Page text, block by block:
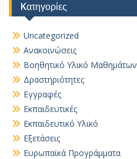
Kατηγορίες
Uncategorized
Ανακοινώσεις
Βοηθητικό Yλικό Mαθημάτων
Δραστηριότητες
Εγγραφές
Εκπαιδευτικές
Εκπαιδευτικό Υλικό
Εξετάσεις
Ευρωπαϊκά Προγράμματα